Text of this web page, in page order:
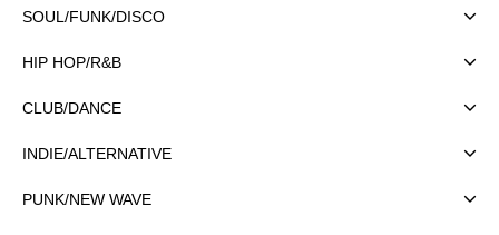
SOUL/FUNK/DISCO
HIP HOP/R&B
CLUB/DANCE
INDIE/ALTERNATIVE
PUNK/NEW WAVE